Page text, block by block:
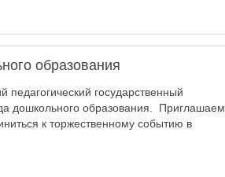
образования
государственный
дошкольного образования. Приглашаем
к торжественному событию в